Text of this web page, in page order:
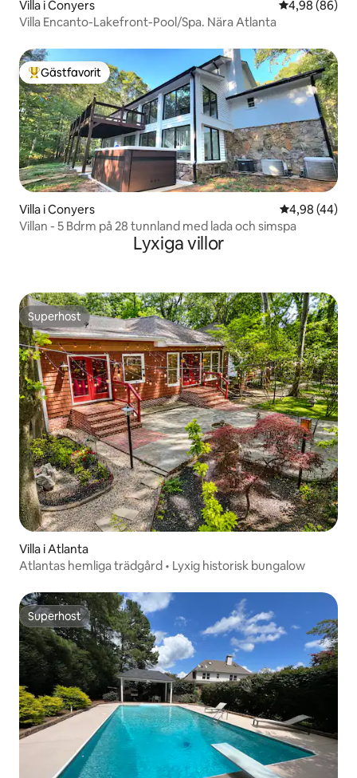
Villa i Conyers 4,98 av 5 i
4,98 (86)
Villa Encanto-Lakefront-Pool/Spa. Nära Atlanta
Populär gästfavorit
Gästfavorit
Villa i Conyers 4,98 av 5 i
4,98 (44)
Villan - 5 Bdrm på 28 tunnland med lada och simspa
Lyxiga villor
Superhost
Superhost
Villa i Atlanta
Atlantas hemliga trädgård • Lyxig historisk bungalow
Superhost
Superhost